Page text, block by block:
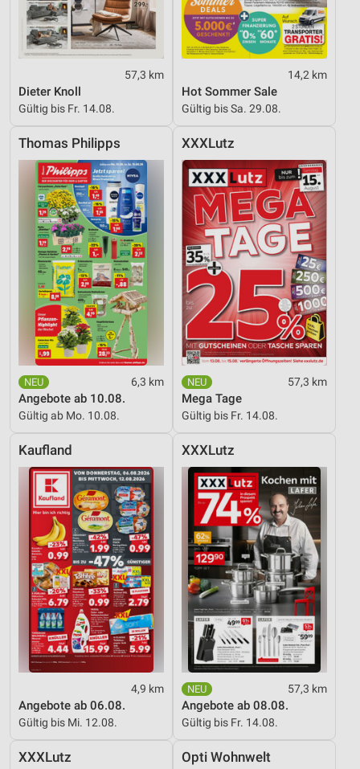
57,3 km
Dieter Knoll
Gültig bis Fr. 14.08.
14,2 km
Hot Sommer Sale
Gültig bis Sa. 29.08.
Thomas Philipps
6,3 km
Angebote ab 10.08.
Gültig ab Mo. 10.08.
XXXLutz
57,3 km
Mega Tage
Gültig bis Fr. 14.08.
Kaufland
4,9 km
Angebote ab 06.08.
Gültig bis Mi. 12.08.
XXXLutz
57,3 km
Angebote ab 08.08.
Gültig bis Fr. 14.08.
XXXLutz Opti Wohnwelt